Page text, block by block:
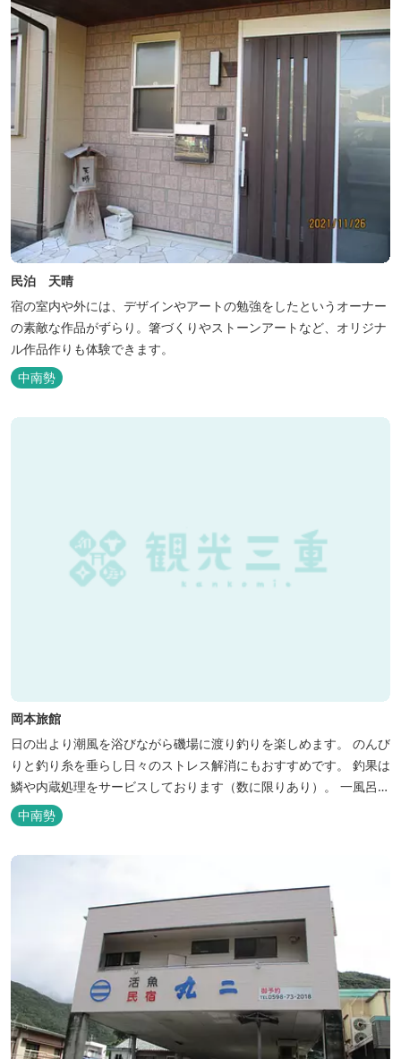
民泊 天晴
宿の室内や外には、デザインやアートの勉強をしたというオーナー
の素敵な作品がずらり。箸づくりやストーンアートなど、オリジナ
ル作品作りも体験できます。
中南勢
岡本旅館
日の出より潮風を浴びながら磯場に渡り釣りを楽しめます。 のんび
りと釣り糸を垂らし日々のストレス解消にもおすすめです。 釣果は
鱗や内蔵処理をサービスしております（数に限りあり）。 一風呂浴
びてさっぱりしてお帰りいただけます。 料金１名５５００円、弁当
５００円
中南勢